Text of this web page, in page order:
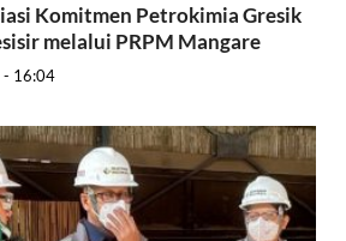
Komitmen Petrokimia Gresik
melalui PRPM Mangare
- 16:04